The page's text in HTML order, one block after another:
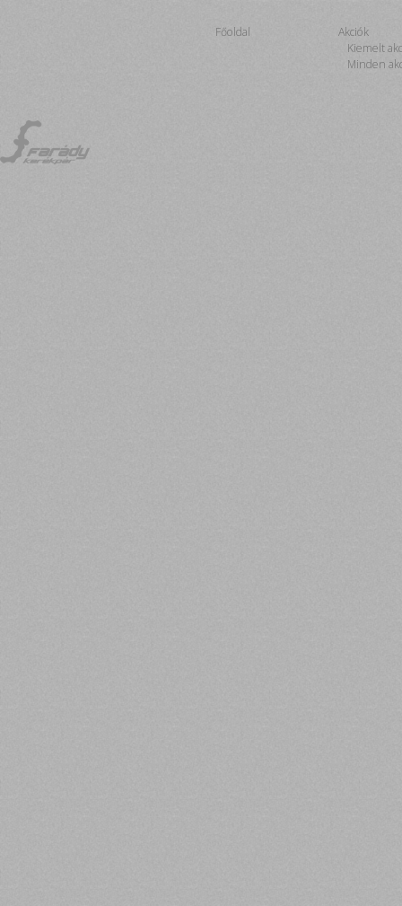
Főoldal
Akciók
Kiemelt
Minden